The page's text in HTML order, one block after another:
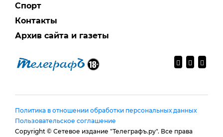
Спорт
Контакты
Архив сайта и газеты
Политика в отношении обработки персональных данных
Пользовательское соглашение
Copyright © Сетевое издание "Телеграфъ.ру". Все права